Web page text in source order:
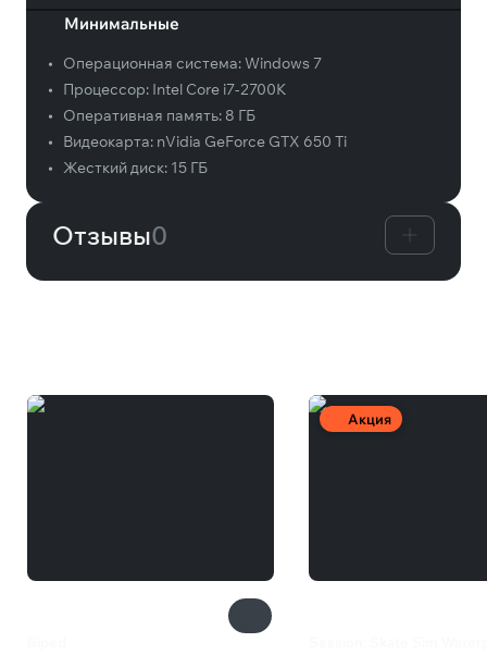
Минимальные
• Операционная система:Windows 7
•
Процессор: Intel Core i7-2700K
•
Оперативная память: 8 ГБ
•
Видеокарта: nVidia GeForce GTX 650 Ti
•
Жесткий диск: 15 ГБ
Отзывы0
Акция